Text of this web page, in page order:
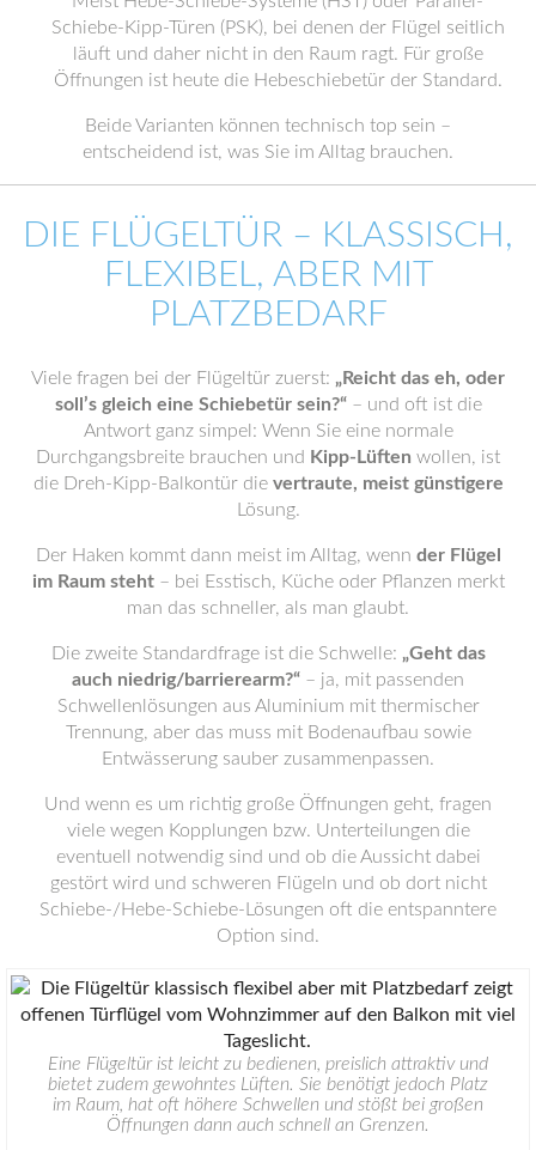
Schiebe-Kipp-Türen (PSK), bei denen der Flügel seitlich
läuft und daher nicht in den Raum ragt. Für große
Öffnungen ist heute die Hebeschiebetür der Standard.
Beide Varianten können technisch top sein –
entscheidend ist, was Sie im Alltag brauchen.
DIE FLÜGELTÜR – KLASSISCH,
FLEXIBEL, ABER MIT
PLATZBEDARF
Viele fragen bei der Flügeltür zuerst: „Reicht das eh, oder
soll’s gleich eine Schiebetür sein?“– und oft ist die
Antwort ganz simpel: Wenn Sie eine normale
Durchgangsbreite brauchen und Kipp-Lüften wollen, ist
die Dreh-Kipp-Balkontür die vertraute, meist günstigere
Lösung.
Der Haken kommt dann meist im Alltag, wenn der Flügel
im Raum steht– bei Esstisch, Küche oder Pflanzen merkt
man das schneller, als man glaubt.
Die zweite Standardfrage ist die Schwelle: „Geht das
auch niedrig/barrierearm?“ – ja, mit passenden
Schwellenlösungen aus Aluminium mit thermischer
Trennung, aber das muss mit Bodenaufbau sowie
Entwässerung sauber zusammenpassen.
Und wenn es um richtig große Öffnungen geht, fragen
viele wegen Kopplungen bzw. Unterteilungen die
eventuell notwendig sind und ob die Aussicht dabei
gestört wird und schweren Flügeln und ob dort nicht
Schiebe-/Hebe-Schiebe-Lösungen oft die entspanntere
Option sind.
Eine Flügeltür ist leicht zu bedienen, preislich attraktiv und
bietet zudem gewohntes Lüften. Sie benötigt jedoch Platz
im Raum, hat oft höhere Schwellen und stößt bei großen
Öffnungen dann auch schnell an Grenzen.